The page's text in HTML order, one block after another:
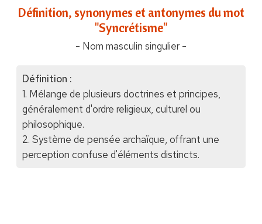
Définition, synonymes et antonymes du mot
"Syncrétisme"
- Nom masculin singulier -
Définition :
1. Mélange de plusieurs doctrines et principes,
généralement d'ordre religieux, culturel ou
philosophique.
2. Système de pensée archaïque, offrant une
perception confuse d'éléments distincts.